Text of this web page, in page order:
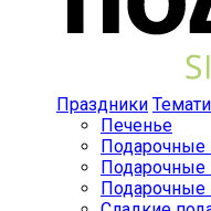
Праздники
Печенье
Подарочные
Подарочные